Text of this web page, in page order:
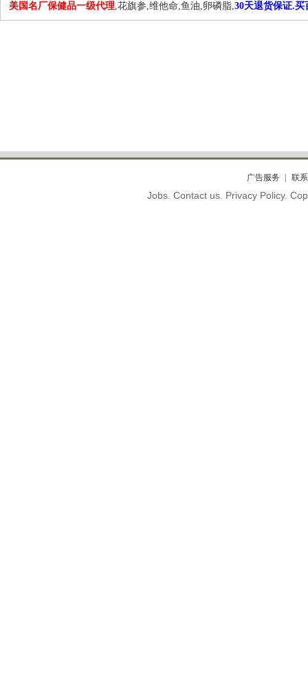
美国名厂保健品一级代理,花旗参,维他命,鱼油,卵磷脂,30天退货保证.买
广告服务 联
Jobs. Contact us. Privacy Policy.